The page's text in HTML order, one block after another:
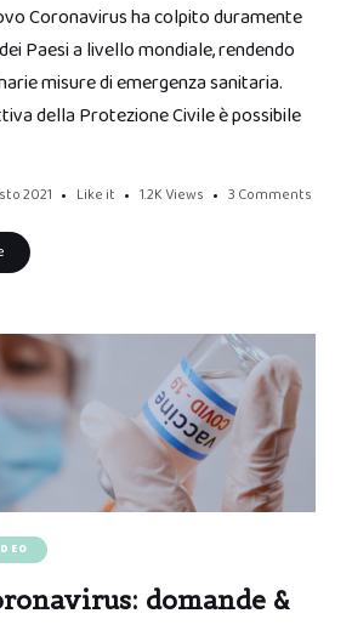
Coronavirus ha colpito duramente
Paesi a livello mondiale, rendendo
misure di emergenza sanitaria.
della Protezione Civile è possibile
2021 Like it 1.2K Views 3 Comments
domande &